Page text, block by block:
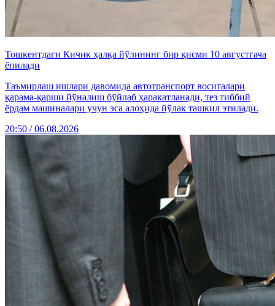
Тошкентдаги Кичик ҳалқа йўлининг бир қисми 10 августгача
ёпилади
Таъмирлаш ишлари давомида автотранспорт воситалари
қарама-қарши йўналиш бўйлаб ҳаракатланади, тез тиббий
ёрдам машиналари учун эса алоҳида йўлак ташкил этилади.
20:50 / 06.08.2026